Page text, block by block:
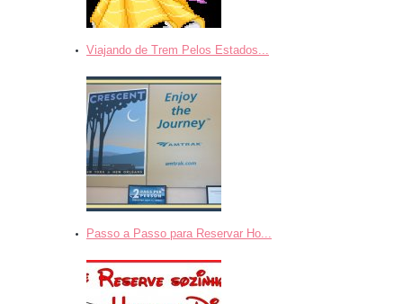
Viajando de Trem Pelos Estados...
Passo a Passo para Reservar Ho...